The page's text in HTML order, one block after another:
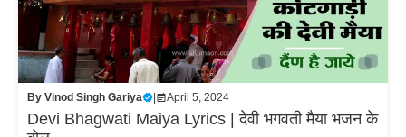
By Vinod Singh Gariya April 5, 2024
Devi Bhagwati Maiya Lyrics | देवी भगवती मैया भजन के